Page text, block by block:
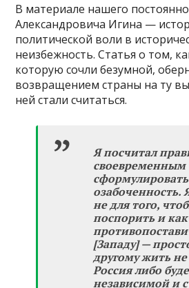
В материале нашего
Александровича Игина —
политической воли в
неизбежность. Статья о том,
которую сочли безумной,
возвращением страны на ту
ней стали считаться.
Я посчитал
своевременным
озабоченность.
не для того,
поспорить и
[Западу] —
другому жить
Россия либо
независимой и